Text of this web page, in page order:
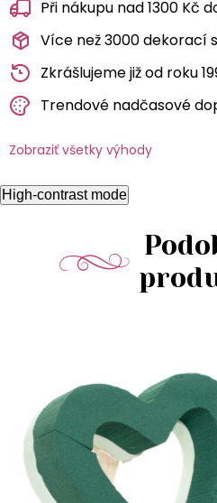
Při nákupu nad 1300 Kč
Více než 3000 dekorací
Zkrášlujeme již od roku
Trendové nadčasové
Zobraziť všetky výhody
High-contrast mode